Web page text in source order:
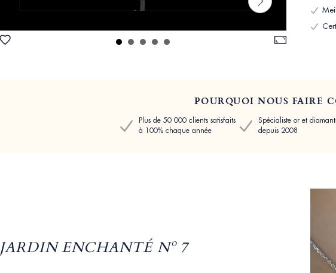
POURQUOI NOUS FAIRE
Plus de 50 000 clients satisfaits
à 100% chaque année
Spécialiste or et
depuis 2008
JARDIN ENCHANTÉ Nº 7